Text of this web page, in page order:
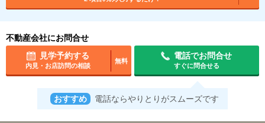
不動産会社にお問合せ
見学予約する
内見・お店訪問の相談
無料
電話でお問合せ
すぐに問合せる
おすすめ 電話ならやりとりがスムーズです